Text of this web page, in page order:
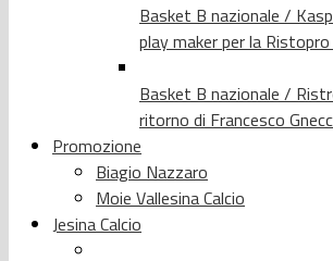
Basket B nazionale /
play maker per la Ristopro
Basket B nazionale /
ritorno di Francesco
Promozione
Biagio Nazzaro
Moie Vallesina Calcio
Jesina Calcio